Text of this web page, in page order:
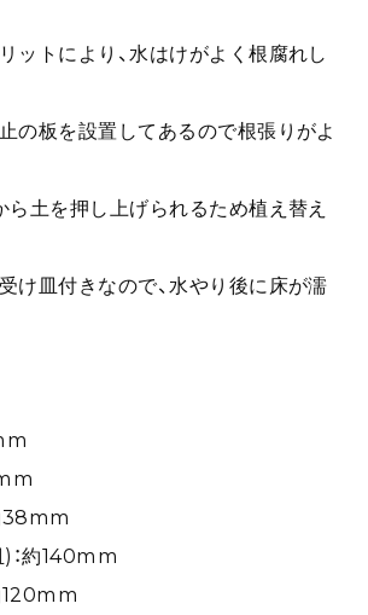
ットにより、水はけがよく根腐れし
の板を設置してあるので根張りがよ
ら土を押し上げられるため植え替え
け皿付きなので、水やり後に床が濡
38mm
)：約140mm
120mm